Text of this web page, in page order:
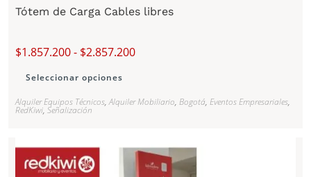
Tótem de Carga Cables libres
$1.857.200 - $2.857.200
Seleccionar opciones
Alquiler Equipos Técnicos,Alquiler Mobiliario,Bogotá,Eventos Empresariales,
RedKiwi,Señalización